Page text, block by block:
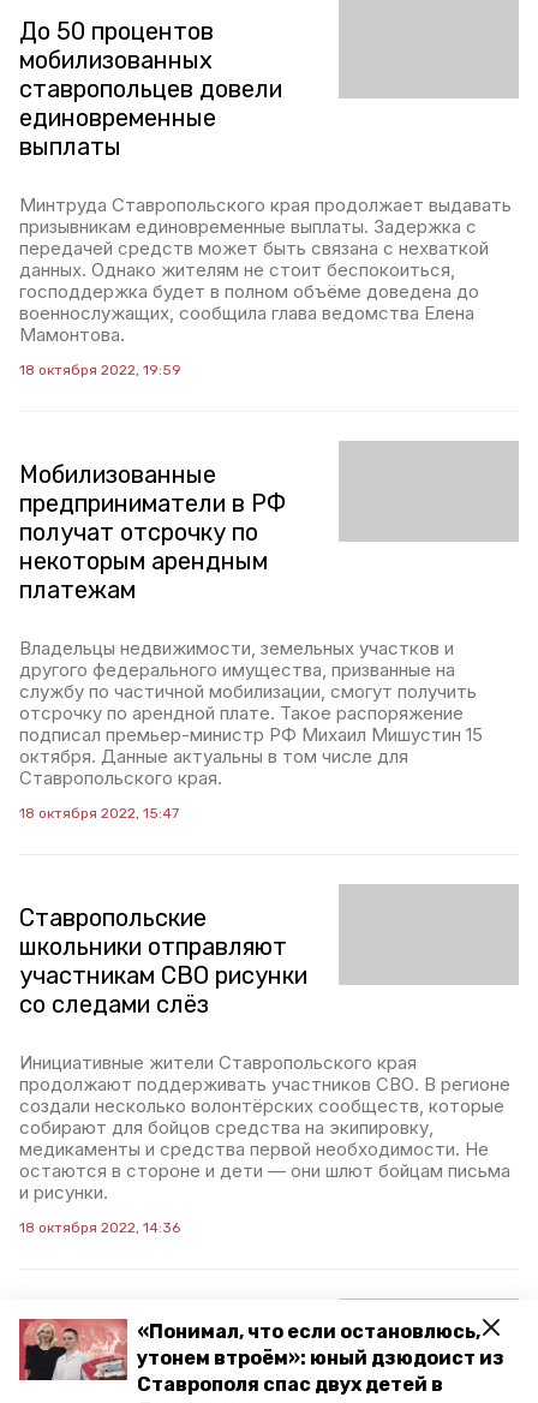
«Понимал, что если остановлюсь,
утонем втроём»: юный дзюдоист из
Ставрополя спас двух детей в
До 50 процентов
мобилизованных
ставропольцев довели
единовременные
выплаты
Минтруда Ставропольского края продолжает выдавать
призывникам единовременные выплаты. Задержка с
передачей средств может быть связана с нехваткой
данных. Однако жителям не стоит беспокоиться,
господдержка будет в полном объёме доведена до
военнослужащих, сообщила глава ведомства Елена
Мамонтова.
18 октября 2022, 19:59
Мобилизованные
предприниматели в РФ
получат отсрочку по
некоторым арендным
платежам
Владельцы недвижимости, земельных участков и
другого федерального имущества, призванные на
службу по частичной мобилизации, смогут получить
отсрочку по арендной плате. Такое распоряжение
подписал премьер-министр РФ Михаил Мишустин 15
октября. Данные актуальны в том числе для
Ставропольского края.
18 октября 2022, 15:47
Ставропольские
школьники отправляют
участникам СВО рисунки
со следами слёз
Инициативные жители Ставропольского края
продолжают поддерживать участников СВО. В регионе
создали несколько волонтёрских сообществ, которые
собирают для бойцов средства на экипировку,
медикаменты и средства первой необходимости. Не
остаются в стороне и дети — они шлют бойцам письма
и рисунки.
18 октября 2022, 14:36
Группу мобилизованных
ставропольцев
отправили из